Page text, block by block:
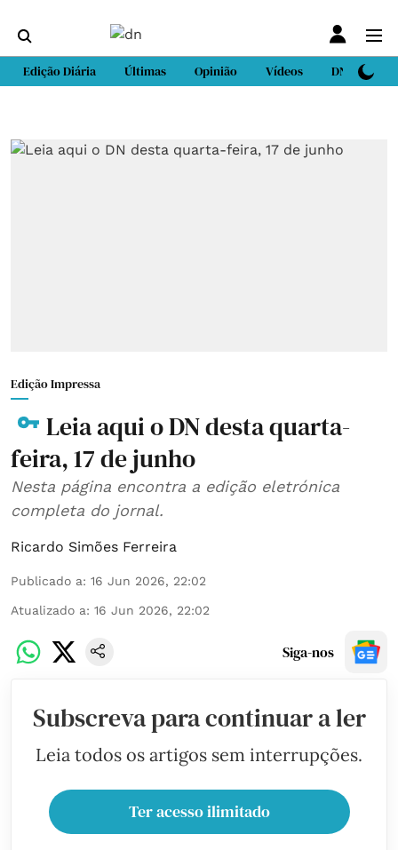
Edição Diária Últimas Opinião Vídeos DN Sport
Edição Impressa
Leia aqui o DN desta quarta-
feira, 17 de junho
Nesta página encontra a edição eletrónica
completa do jornal.
Ricardo Simões Ferreira
Publicado a: 16 Jun 2026, 22:02
Atualizado a: 16 Jun 2026, 22:02
Siga-nos
Subscreva para continuar a ler
Leia todos os artigos sem interrupções.
Ter acesso ilimitado